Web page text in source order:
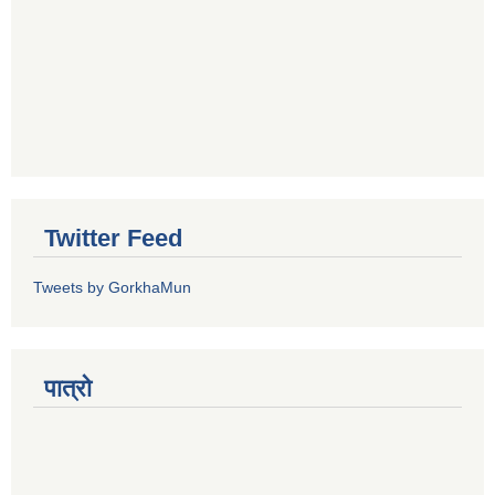
Twitter Feed
Tweets by GorkhaMun
पात्रो